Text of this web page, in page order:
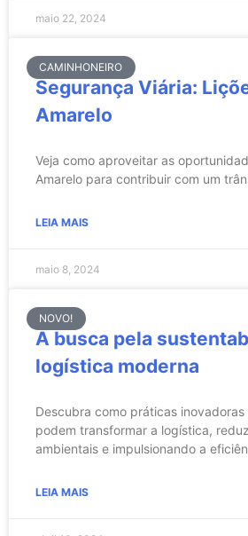
maio 22, 2024
CAMINHONEIRO
Segurança Viária:
Amarelo
Veja como aproveitar as
Amarelo para contribuir com um
LEIA MAIS
maio 8, 2024
NOVO!
A busca pela
logística moderna
Descubra como práticas
podem transformar a logística,
ambientais e impulsionando a
LEIA MAIS